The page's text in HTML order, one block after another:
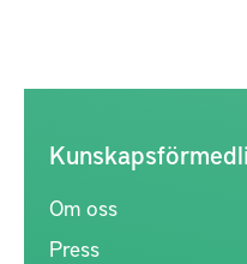
Om oss
Press